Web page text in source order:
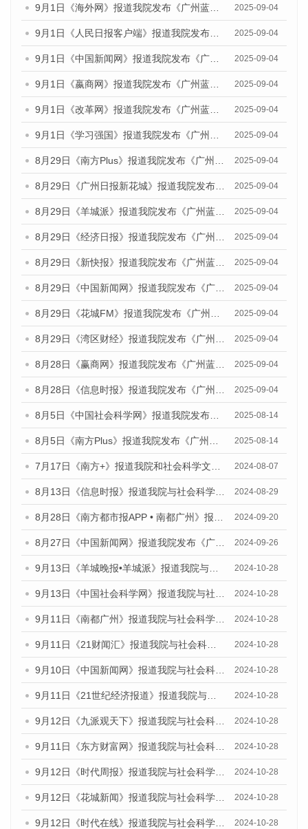
2025-09-04
2025-09-04
2025-09-04
2025-09-04
2025-09-04
2025-09-04
2025-09-04
2025-09-04
2025-09-04
2025-09-04
2025-09-04
2025-09-04
2025-09-04
2025-09-04
2025-09-04
2025-09-04
2025-08-14
2025-08-14
2024-08-07
2024-08-29
2024-09-20
2024-09-26
2024-10-28
2024-10-28
2024-10-28
2024-10-28
2024-10-28
2024-10-28
2024-10-28
2024-10-28
2024-10-28
2024-10-28
2024-10-28